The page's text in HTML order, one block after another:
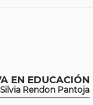
EN EDUCACIÓN
Rendon Pantoja